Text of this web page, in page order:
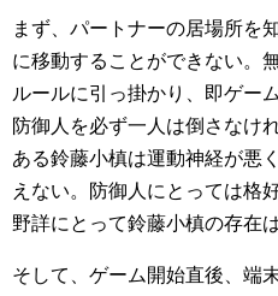
まず、パートナーの居場所を
に移動することができない。
ルールに引っ掛かり、即ゲー
防御人を必ず一人は倒さなけ
ある鈴藤小槙は運動神経が悪
えない。防御人にとっては格
野詳にとって鈴藤小槙の存在
そして、ゲーム開始直後、端